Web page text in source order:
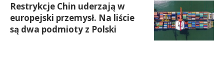
Restrykcje Chin uderzają w
europejski przemysł. Na liście
są dwa podmioty z Polski